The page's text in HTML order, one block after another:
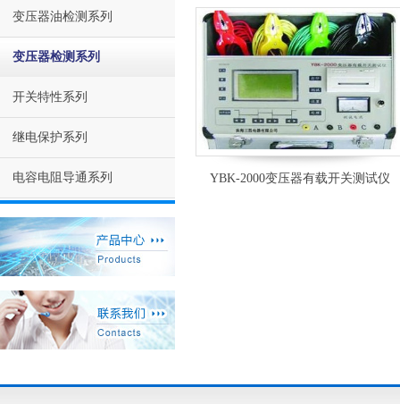
变压器油检测系列
变压器检测系列
开关特性系列
继电保护系列
电容电阻导通系列 YBK-2000变压器有载开关测试仪